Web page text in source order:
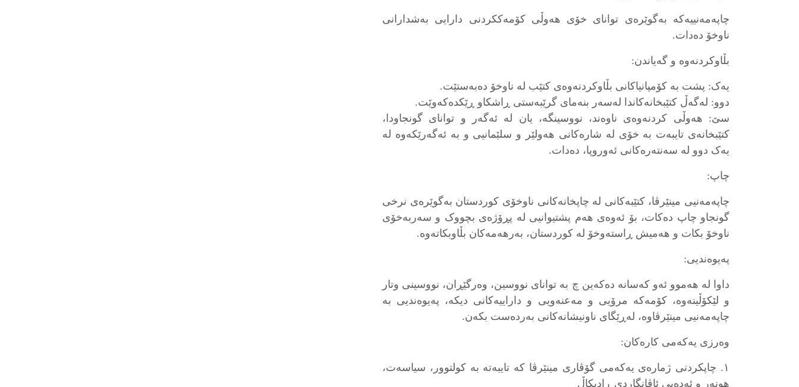
چاپەمەنییەکە بەگوێرەی توانای خۆی هەوڵی کۆمەککردنی دارایی بەشدارانی
ناوخۆ دەدات.
بڵاوکردنەوە و گەیاندن:
یەک: پشت بە کۆمپانیاکانی بڵاوکردنەوەی کتێب لە ناوخۆ دەبەستێت.
دوو: لەگەڵ کتێبخانەکاندا لەسەر بنەمای گرێبەستی ڕاشکاو ڕێکدەکەوێت.
سێ: هەوڵی کردنەوەی ناوەند، نووسینگە، یان لە ئەگەر و توانای گونجاودا،
کتێبخانەی تایبەت بە خۆی لە شارەکانی هەولێر و سلێمانیی و بە ئەگەرێکەوە لە
یەک دوو لە سەنتەرەکانی ئەوروپا، دەدات.
چاپ:
چاپەمەنیی مینێرڤا، کتێبەکانی لە چاپخانەکانی ناوخۆی کوردستان بەگوێرەی نرخی
گونجاو چاپ دەکات، بۆ ئەوەی هەم پشتیوانیی لە پڕۆژەی بچووک و سەربەخۆی
ناوخۆ بکات و هەمیش ڕاستەوخۆ لە کوردستان، بەرهەمەکان بڵاوبکاتەوە.
پەیوەندیی:
داوا لە هەموو ئەو کەسانە دەکەین چ بە توانای نووسین، وەرگێڕان، نووسینی وتار
و لێکۆڵینەوە، کۆمەکە مرۆیی و مەعنەویی و داراییەکانی دیکە، پەیوەندیی بە
چاپەمەنیی مینێرڤاوە، لەڕێگای ناونیشانەکانی بەردەست بکەن.
وەرزی یەکەمی کارەکان:
١. چاپکردنی ژمارەی یەکەمی گۆڤاری مینێرڤا کە تایبەتە بە کولتوور، سیاسەت،
هونەر و ئەدەبی ئاڤانگاردی ڕادیکاڵ